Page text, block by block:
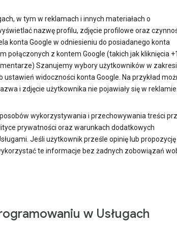
w tym w reklamach i innych materiałach o
nazwę profilu, zdjęcie profilowe oraz
konta Google w odniesieniu do posiadanego konta
połączonych z kontem Google (takich jak kliknięcia
Szanujemy wybory użytkowników w
ustawień widoczności konta Google. Na przykład
i zdjęcie użytkownika nie pojawiały się w reklamie.
wykorzystywania i przechowywania treści
prywatności oraz warunkach dodatkowych
Jeśli użytkownik prześle opinię lub propozycję
te informacje bez żadnych zobowiązań
w Usługach